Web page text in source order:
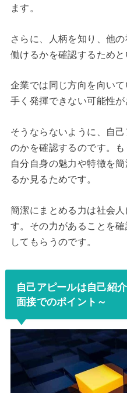
ます。
さらに、人柄を知り、他
働けるかを確認するためと
企業では同じ方向を向い
手く発揮できない可能性が
そうならないように、自
のかを確認するのです。も
自分自身の魅力や特徴を
るか見るためです。
簡潔にまとめる力は社会
す。その力があることを
してもらうのです。
自己アピールは自己紹
面接でのポイント～